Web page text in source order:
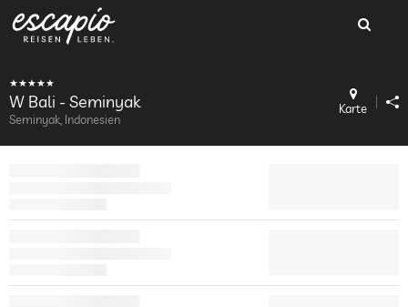
W Bali - Seminyak
Seminyak, Indonesien
Karte